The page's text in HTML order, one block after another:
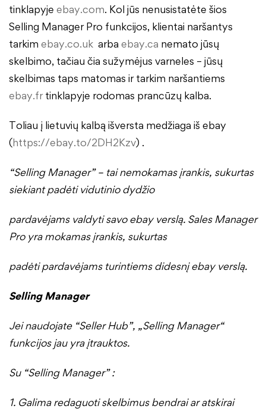
tinklapyje ebay.com. Kol jūs nenusistatėte šios
Selling Manager Pro funkcijos, klientai naršantys
tarkim ebay.co.uk arba ebay.ca nemato jūsų
skelbimo, tačiau čia sužymėjus varneles – jūsų
skelbimas taps matomas ir tarkim naršantiems
ebay.frtinklapyje rodomas prancūzų kalba.
Toliau į lietuvių kalbą išversta medžiaga iš ebay
(https://ebay.to/2DH2Kzv) .
“Selling Manager” – tai nemokamas įrankis, sukurtas
siekiant padėti vidutinio dydžio
pardavėjams valdyti savo ebay verslą. Sales Manager
Pro yra mokamas įrankis, sukurtas
padėti pardavėjams turintiems didesnį ebay verslą.
Selling Manager
Jei naudojate “Seller Hub”, „Selling Manager“
funkcijos jau yra įtrauktos.
Su “Selling Manager” :
1. Galima redaguoti skelbimus bendrai ar atskirai